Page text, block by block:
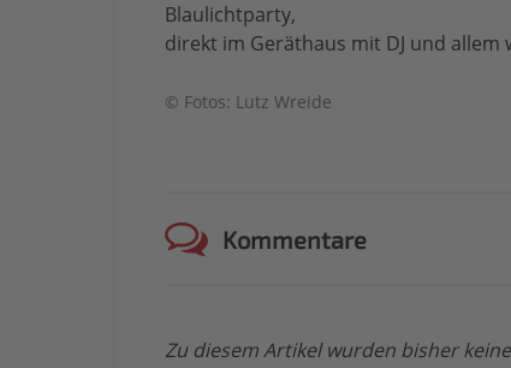
Blaulichtparty,
direkt im Geräthaus mit DJ und allem
© Fotos: Lutz Wreide
Kommentare
Zu diesem Artikel wurden bisher